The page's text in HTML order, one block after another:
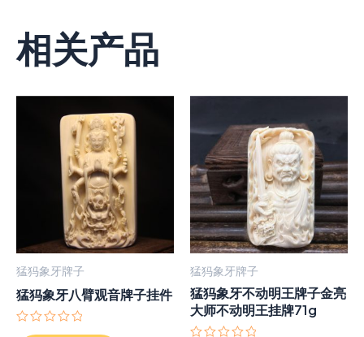
相关产品
猛犸象牙牌子
猛犸象牙八臂观音牌子挂件
猛犸象牙牌子
猛犸象牙不动明王牌子金亮
大师不动明王挂牌71g